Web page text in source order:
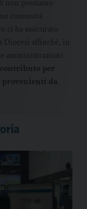
comunità
ci ha assicurato
Diocesi affinché, in
amministrazioni
per
da